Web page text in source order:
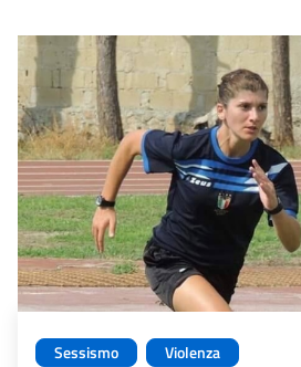
Sessismo
Violenza